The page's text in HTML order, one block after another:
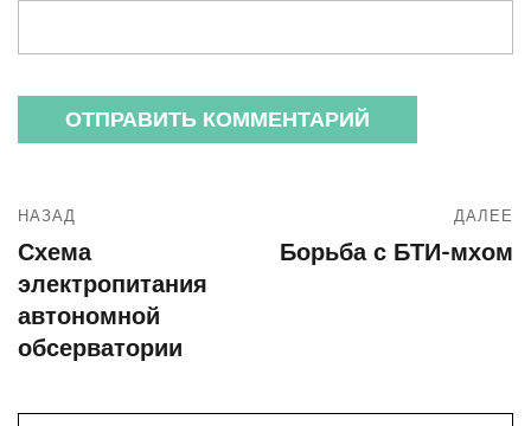
НАЗАД
Схема
электропитания
автономной
обсерватории
ДАЛЕЕ
Борьба с БТИ-мхом